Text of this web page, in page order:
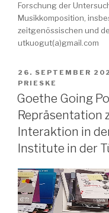
Forschung der
Musikkomposition,
zeitgenössischen und
utkuogut(a)gmail.com
VERÖFFENTLICHT
AM
26. SEPTEMBER
PRIESKE
Goethe Going
Repräsentation
Interaktion in
Institute in der